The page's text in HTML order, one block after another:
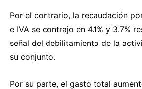
Por el contrario, la recaudación
e IVA se contrajo en 4.1% y 3.7%
señal del debilitamiento de la
su conjunto.
Por su parte, el gasto total